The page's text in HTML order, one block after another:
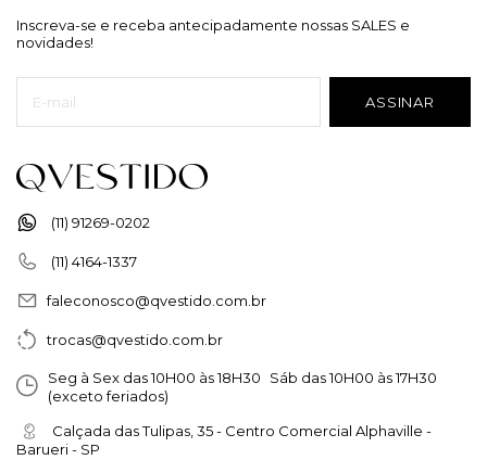
(11) 91269-0202
(11) 4164-1337
faleconosco@qvestido.com.br
trocas@qvestido.com.br
Seg à Sex das 10H00 às 18H30 Sáb das 10H00 às 17H30
(exceto feriados)
Calçada das Tulipas, 35 - Centro Comercial Alphaville -
Barueri - SP
Inscreva-se e receba antecipadamente nossas SALES e
novidades!